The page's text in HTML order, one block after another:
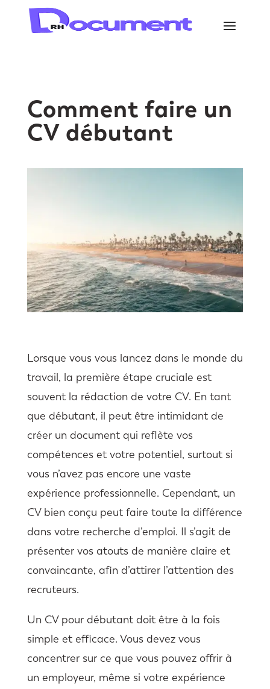
Comment faire un
CV débutant
Lorsque vous vous lancez dans le monde du
travail, la première étape cruciale est
souvent la rédaction de votre CV. En tant
que débutant, il peut être intimidant de
créer un document qui reflète vos
compétences et votre potentiel, surtout si
vous n’avez pas encore une vaste
expérience professionnelle. Cependant, un
CV bien conçu peut faire toute la différence
dans votre recherche d’emploi. Il s’agit de
présenter vos atouts de manière claire et
convaincante, afin d’attirer l’attention des
recruteurs.
Un CV pour débutant doit être à la fois
simple et efficace. Vous devez vous
concentrer sur ce que vous pouvez offrir à
un employeur, même si votre expérience